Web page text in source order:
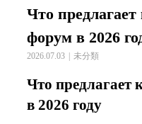
Что
форум в 2026
2026.07.03 未分類
Что предлагает
в 2026 году